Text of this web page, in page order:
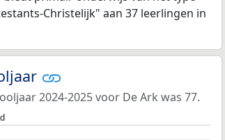
Christelijk" aan 37 leerlingen in
2024-2025 voor De Ark was 77.